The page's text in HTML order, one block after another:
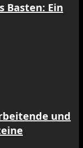
Basten: Ein
und